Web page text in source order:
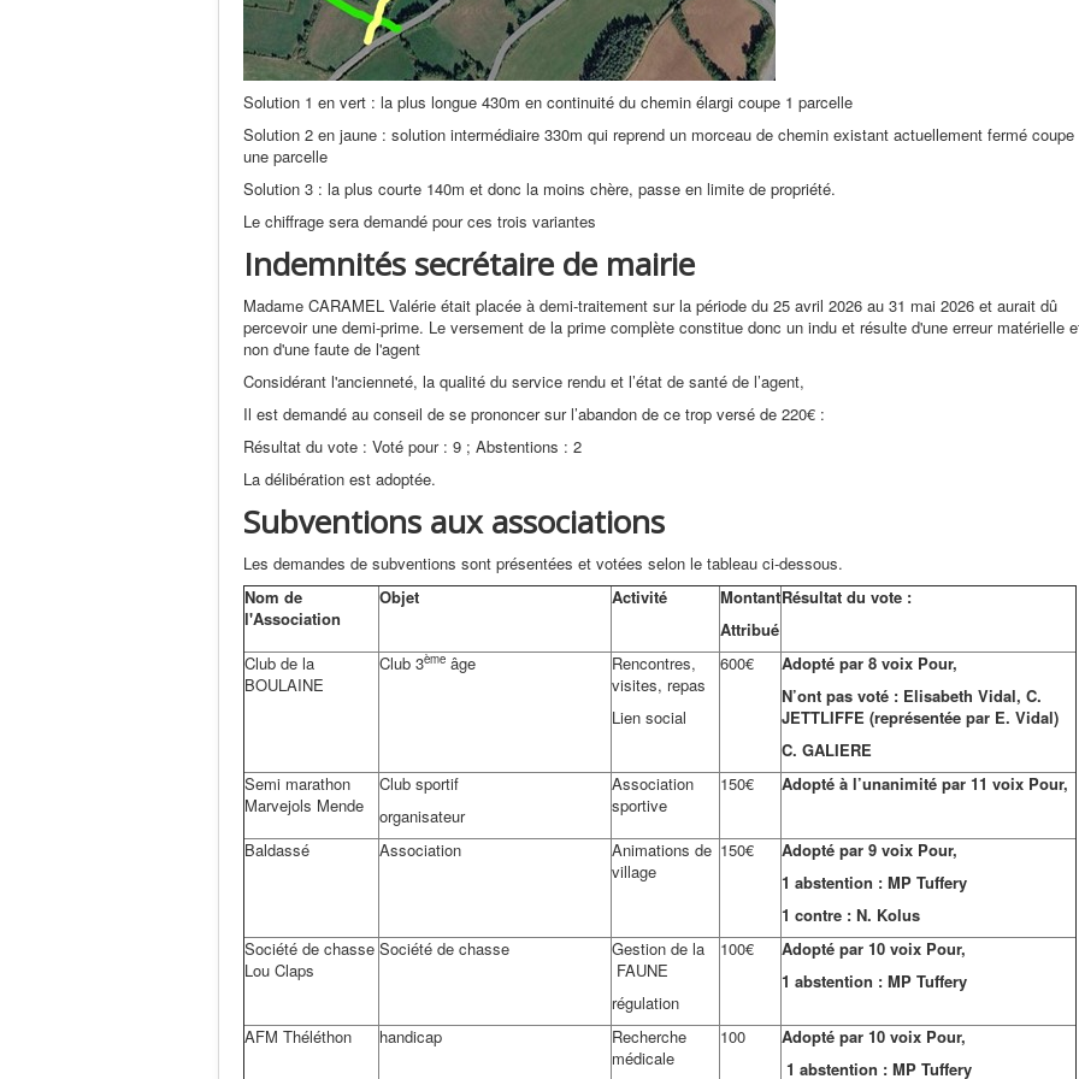
Solution 1 en vert : la plus longue 430m en continuité du chemin élargi coupe 1 parcelle
Solution 2 en jaune : solution intermédiaire 330m qui reprend un morceau de chemin existant actuellement fermé coupe
une parcelle
Solution 3 : la plus courte 140m et donc la moins chère, passe en limite de propriété.
Le chiffrage sera demandé pour ces trois variantes
Indemnités secrétaire de mairie
Madame CARAMEL Valérie était placée à demi-traitement sur la période du 25 avril 2026 au 31 mai 2026 et aurait dû
percevoir une demi-prime. Le versement de la prime complète constitue donc un indu et résulte d'une erreur matérielle
non d'une faute de l'agent
Considérant l'ancienneté, la qualité du service rendu et l’état de santé de l’agent,
Il est demandé au conseil de se prononcer sur l’abandon de ce trop versé de 220€ :
Résultat du vote : Voté pour : 9 ; Abstentions : 2
La délibération est adoptée.
Subventions aux associations
Les demandes de subventions sont présentées et votées selon le tableau ci-dessous.
Nom de
l'Association
Objet Activité
Montant
Attribué
Résultat du vote :
Club de la
BOULAINE
Club 3ème âge
Rencontres,
visites, repas
Lien social
600€
Adopté par 8 voix Pour,
N’ont pas voté : Elisabeth Vidal, C.
JETTLIFFE (représentée par E. Vidal)
C. GALIERE
Semi marathon
Marvejols Mende
Club sportif
organisateur
Association
sportive
150€ Adopté à l’unanimité par 11 voix Pour,
Baldassé Association
Animations de
village
150€
Adopté par 9 voix Pour,
1 abstention : MP Tuffery
1 contre : N. Kolus
Société de chasse
Lou Claps
Société de chasse
Gestion de la
FAUNE
régulation
100€
Adopté par 10 voix Pour,
1 abstention : MP Tuffery
AFM Théléthon handicap
Recherche
médicale
100
Adopté par 10 voix Pour,
1 abstention : MP Tuffery